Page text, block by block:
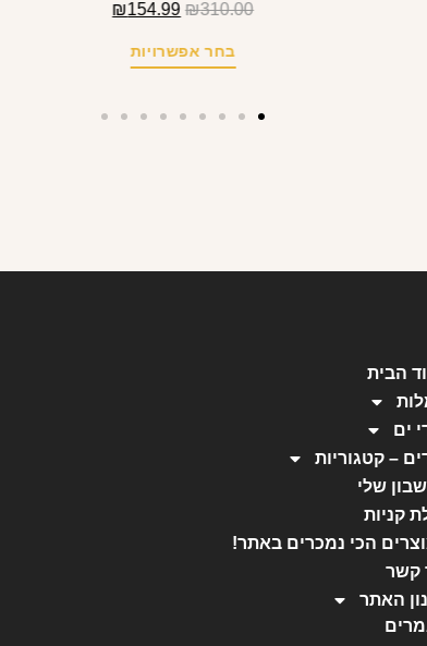
₪310.00
₪154.99
בחר אפשרויות
הבית
ים
– קטגוריות
שלי
קניות
הכי נמכרים באתר!
קשר
האתר